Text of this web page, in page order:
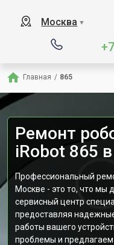
Москва ▼
Главная / 865
Ремонт
iRobot 865
Профессиональный
Москве - это то, что мы
сервисный центр
предоставляя
работы вашего
проблемы и